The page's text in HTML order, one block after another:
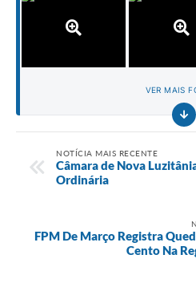
VER MAIS
NOTÍCIA MAIS RECENTE
Câmara de Nova
Ordinária
FPM De Março Registra
Cento Na